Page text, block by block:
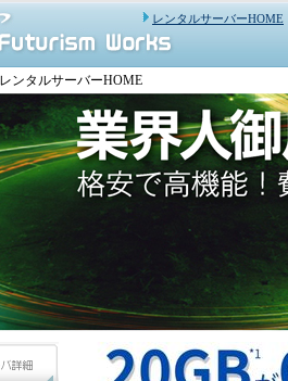
レンタルサーバーHOME
ンタルサーバーHOME